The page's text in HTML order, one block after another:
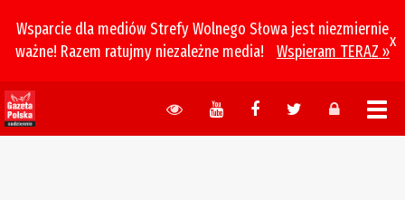
Wsparcie dla mediów Strefy Wolnego Słowa jest niezmiernie
ważne! Razem ratujmy niezależne media!
Wspieram TERAZ »
x